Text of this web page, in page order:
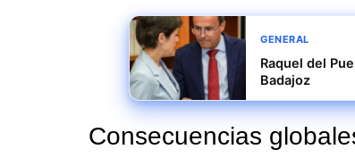
GENERAL
Raquel del
Badajoz
Consecuencias